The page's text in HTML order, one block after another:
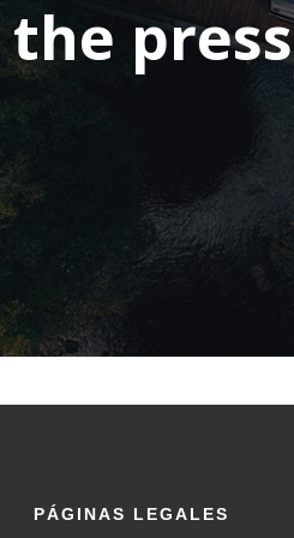
press
PÁGINAS LEGALES